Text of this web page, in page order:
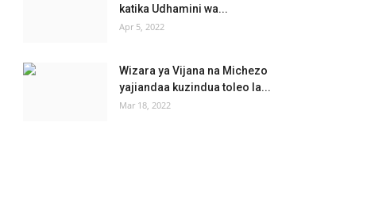
katika Udhamini wa...
Apr 5, 2022
Wizara ya Vijana na Michezo
yajiandaa kuzindua toleo la...
Mar 18, 2022